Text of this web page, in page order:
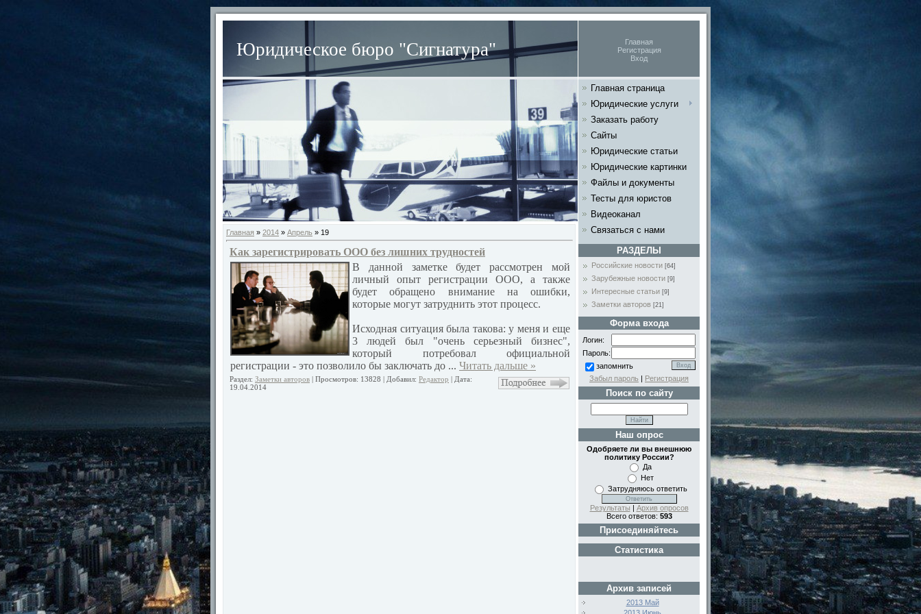
Юридическое бюро "Сигнатура"
Главная
Регистрация
Вход
Главная » 2014 » Апрель » 19
Как зарегистрировать ООО без лишних трудностей
В данной заметке будет рассмотрен мой
личный опыт регистрации ООО, а также
будет обращено внимание на ошибки,
которые могут затруднить этот процесс.
Исходная ситуация была такова: у меня и еще
3 людей был "очень серьезный бизнес",
который потребовал официальной
регистрации - это позволило бы заключать до ... Читать дальше »
Раздел: Заметки авторов | Просмотров: 13828 | Добавил: Редактор | Дата:
19.04.2014
Главная страница
Юридические услуги
Заказать работу
Сайты
Юридические статьи
Юридические картинки
Файлы и документы
Тесты для юристов
Видеоканал
Связаться с нами
РАЗДЕЛЫ
Российские новости [64]
Зарубежные новости [9]
Интересные статьи [9]
Заметки авторов [21]
Форма входа
Логин:
Пароль:
запомнить
Забыл пароль | Регистрация
Поиск по сайту
Наш опрос
Одобряете ли вы внешнюю
политику России?
Да
Нет
Затрудняюсь ответить
Результаты | Архив опросов
Всего ответов: 593
Присоединяйтесь
Статистика
Архив записей
2013 Май